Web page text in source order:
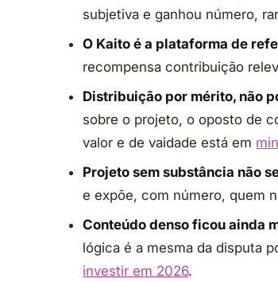
subjetiva e ganhou número,
O Kaito é a plataforma de
recompensa contribuição
Distribuição por mérito, não
sobre o projeto, o oposto de
valor e de vaidade está em
Projeto sem substância não
e expõe, com número, quem
Conteúdo denso ficou ainda
lógica é a mesma da disputa
investir em 2026.